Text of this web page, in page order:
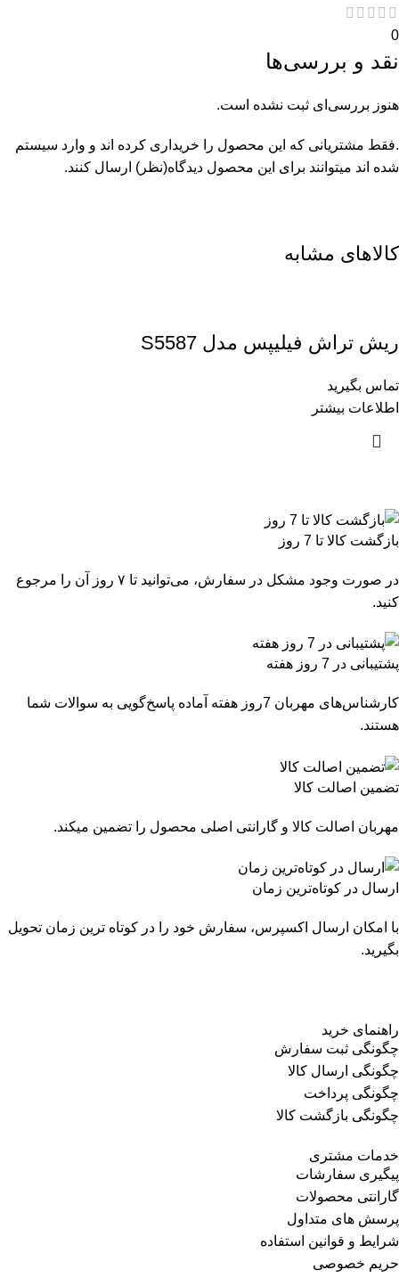
0
نقد و بررسی‌ها
هنوز بررسی‌ای ثبت نشده است.
.فقط مشتریانی که این محصول را خریداری کرده اند و وارد سیستم
شده اند میتوانند برای این محصول دیدگاه(نظر) ارسال کنند.
کالاهای مشابه
ریش تراش فیلیپس مدل S5587
تماس بگیرید
اطلاعات بیشتر
بازگشت کالا تا 7 روز
در صورت وجود مشکل در سفارش، می‌توانید تا ۷ روز آن را مرجوع
کنید.
پشتیبانی در 7 روز هفته
کارشناس‌های مهربان 7روز هفته آماده پاسخ‌گویی به سوالات شما
هستند.
تضمین اصالت کالا
مهربان اصالت کالا و گارانتی اصلی محصول را تضمین میکند.
ارسال در کوتاه‌ترین زمان
با امکان ارسال اکسپرس، سفارش خود را در کوتاه ترین زمان تحویل
بگیرید.
راهنمای خرید
چگونگی ثبت سفارش
چگونگی ارسال کالا
چگونگی پرداخت
چگونگی بازگشت کالا
خدمات مشتری
پیگیری سفارشات
گارانتی محصولات
پرسش های متداول
شرایط و قوانین استفاده
حریم خصوصی